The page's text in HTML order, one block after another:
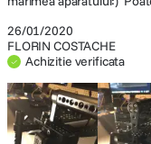
Inregistrare
audio
ECRAN /
26/01/2020
FLORIN COSTACHE
Achizitie verificata